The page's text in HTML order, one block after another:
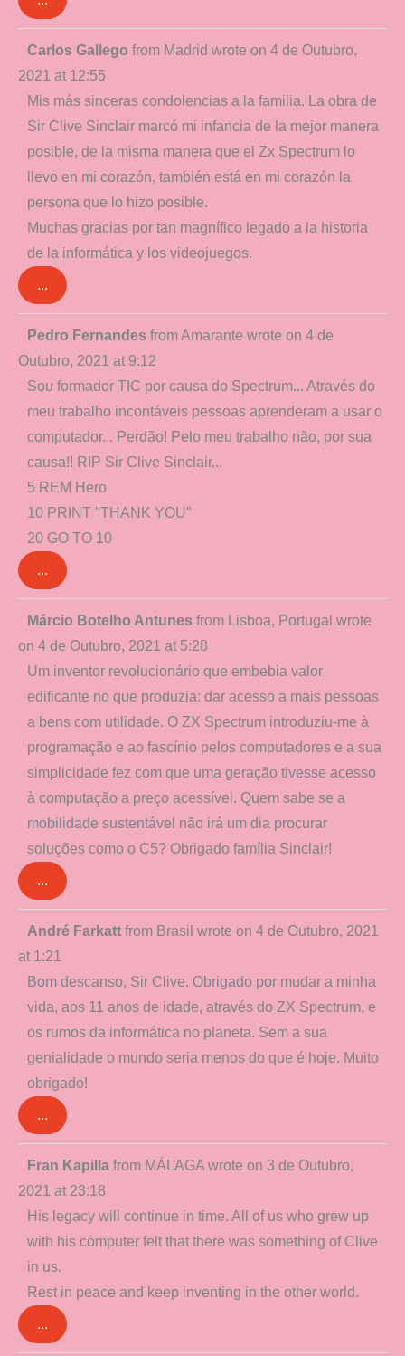
Carlos Gallego from Madrid wrote on 4 de Outubro,
2021 at 12:55
Mis más sinceras condolencias a la familia. La obra de
Sir Clive Sinclair marcó mi infancia de la mejor manera
posible, de la misma manera que el Zx Spectrum lo
llevo en mi corazón, también está en mi corazón la
persona que lo hizo posible.
Muchas gracias por tan magnífico legado a la historia
de la informática y los videojuegos.
...
Toggle
this
metabox.
Pedro Fernandes fromAmarante wrote on 4 de
Outubro, 2021 at 9:12
Sou formador TIC por causa do Spectrum... Através do
meu trabalho incontáveis pessoas aprenderam a usar o
computador... Perdão! Pelo meu trabalho não, por sua
causa!! RIP Sir Clive Sinclair...
5 REM Hero
10 PRINT "THANK YOU"
20 GO TO 10
...
Toggle
this
metabox.
Márcio Botelho Antunes from Lisboa, Portugal wrote
on 4 de Outubro, 2021 at 5:28
Um inventor revolucionário que embebia valor
edificante no que produzia: dar acesso a mais pessoas
a bens com utilidade. O ZX Spectrum introduziu-me à
programação e ao fascínio pelos computadores e a sua
simplicidade fez com que uma geração tivesse acesso
à computação a preço acessível. Quem sabe se a
mobilidade sustentável não irá um dia procurar
soluções como o C5? Obrigado família Sinclair!
...
Toggle
this
metabox.
André Farkatt from Brasil wrote on 4 de Outubro, 2021
at 1:21
Bom descanso, Sir Clive. Obrigado por mudar a minha
vida, aos 11 anos de idade, através do ZX Spectrum, e
os rumos da informática no planeta. Sem a sua
genialidade o mundo seria menos do que é hoje. Muito
obrigado!
...
Toggle
this
metabox.
Fran Kapilla from MÁLAGA wrote on 3 de Outubro,
2021 at 23:18
His legacy will continue in time. All of us who grew up
with his computer felt that there was something of Clive
in us.
Rest in peace and keep inventing in the other world.
...
Toggle
this
metabox.